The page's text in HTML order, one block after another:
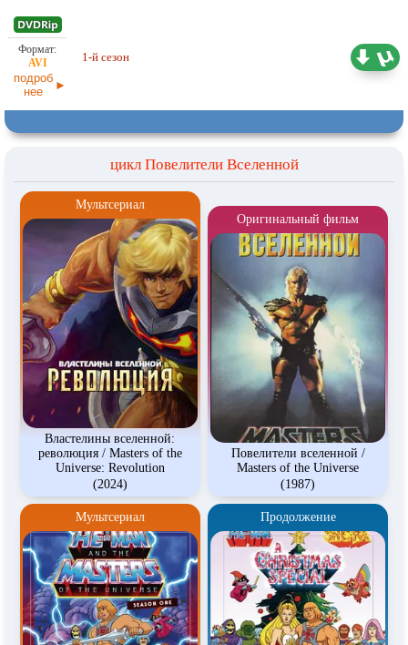
подроб
нее
1-й сезон
цикл Повелители Вселенной
Мультсериал
Властелины вселенной:
революция / Masters of the
Universe: Revolution
(2024)
Оригинальный фильм
Повелители вселенной /
Masters of the Universe
(1987)
Мультсериал Продолжение